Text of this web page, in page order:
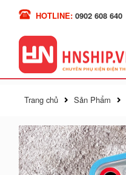
HOTLINE: 0902 608 640
Trang chủ Sản Phẩm